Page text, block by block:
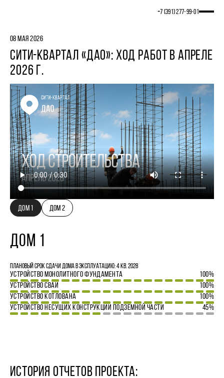
+7 (391) 277‒99‒01
08 МАЯ 2026
СИТИ-КВАРТАЛ «ДАО»: ХОД РАБОТ В АПРЕЛЕ
2026 Г.
ДОМ 1 ДОМ 2
ДОМ 1
Плановый срок сдачи дома в эксплуатацию: 4 кв. 2028
УСТРОЙСТВО МОНОЛИТНОГО ФУНДАМЕНТА
100%
УСТРОЙСТВО СВАЙ
100%
УСТРОЙСТВО КОТЛОВАНА
100%
УСТРОЙСТВО НЕСУЩИХ КОНСТРУКЦИЙ ПОДЗЕМНОЙ ЧАСТИ
45%
ИСТОРИЯ ОТЧЕТОВ ПРОЕКТА: